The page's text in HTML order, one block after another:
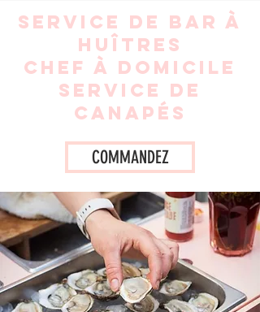
service de bar à
huîtres
chef à domicile
service de
canapés
COMMANDEZ